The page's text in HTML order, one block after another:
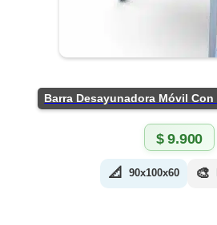
$9.900
📐 90x100x60 🎨